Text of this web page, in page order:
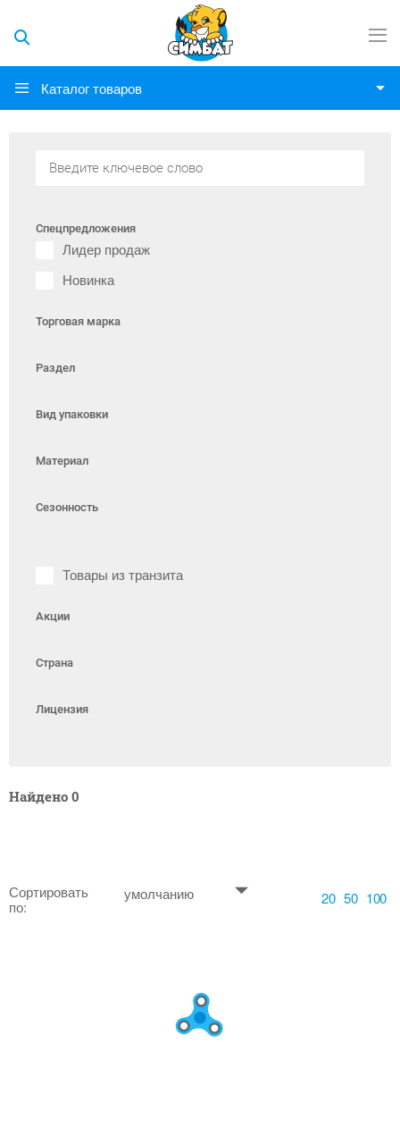
Каталог товаров
Спецпредложения
Лидер продаж
Новинка
Торговая марка
Раздел
Вид упаковки
Материал
Сезонность
Товары из транзита
Акции
Страна
Лицензия
Найдено 0
Сортировать
по:
умолчанию 20 50 100